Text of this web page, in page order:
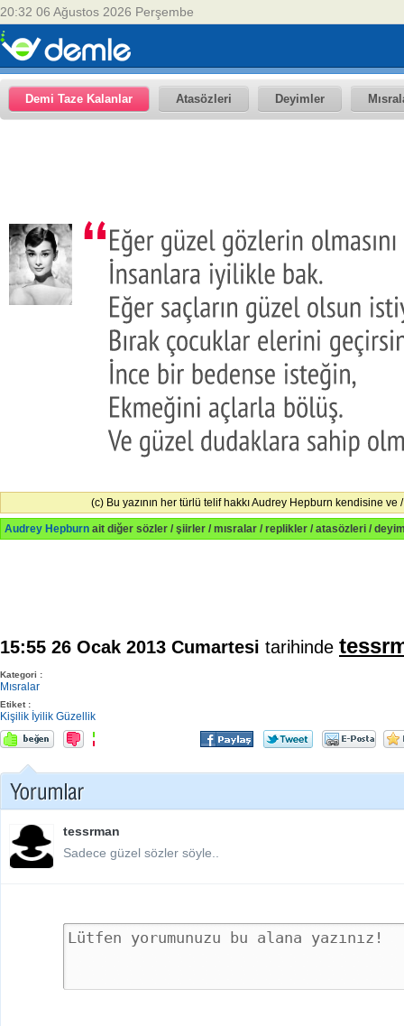
20:32 06 Ağustos 2026 Perşembe
Demi Taze Kalanlar Atasözleri Deyimler
(c) Bu yazının her türlü telif hakkı Audrey Hepburn kendisine
Audrey Hepburn ait diğer sözler / şiirler / mısralar / replikler / atasözleri /
15:55 26 Ocak 2013 Cumartesi tarihinde
Kategori :
Mısralar
Etiket :
Kişilik İyilik Güzellik
tessrman
Sadece güzel sözler söyle..